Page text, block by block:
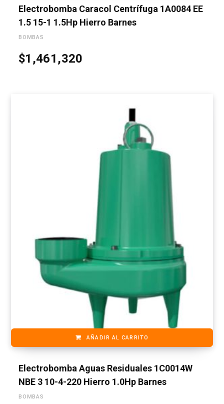
Electrobomba Caracol Centrífuga 1A0084 EE
1.5 15-1 1.5Hp Hierro Barnes
BOMBAS
$1,461,320
AÑADIR AL CARRITO
Electrobomba Aguas Residuales 1C0014W
NBE 3 10-4-220 Hierro 1.0Hp Barnes
BOMBAS